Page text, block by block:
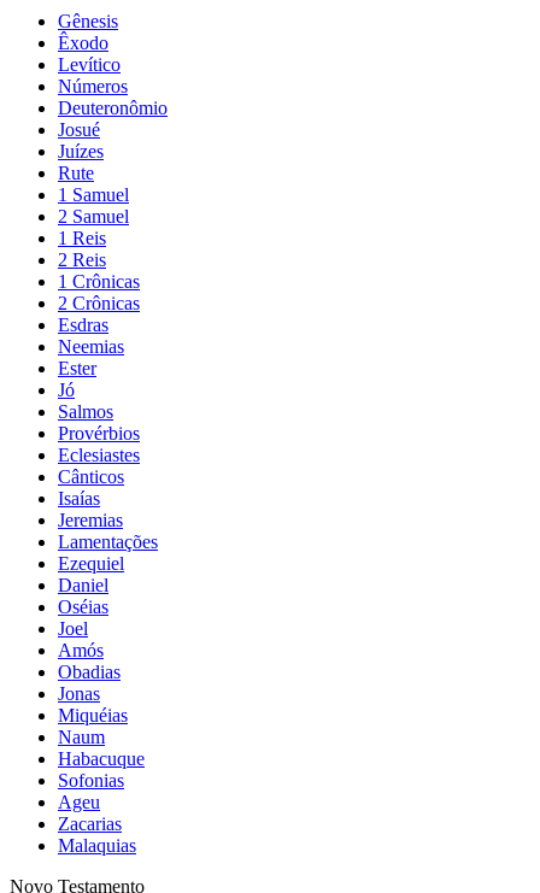
Gênesis
Êxodo
Levítico
Números
Deuteronômio
Josué
Juízes
Rute
1 Samuel
2 Samuel
1 Reis
2 Reis
1 Crônicas
2 Crônicas
Esdras
Neemias
Ester
Jó
Salmos
Provérbios
Eclesiastes
Cânticos
Isaías
Jeremias
Lamentações
Ezequiel
Daniel
Oséias
Joel
Amós
Obadias
Jonas
Miquéias
Naum
Habacuque
Sofonias
Ageu
Zacarias
Malaquias
Novo Testamento